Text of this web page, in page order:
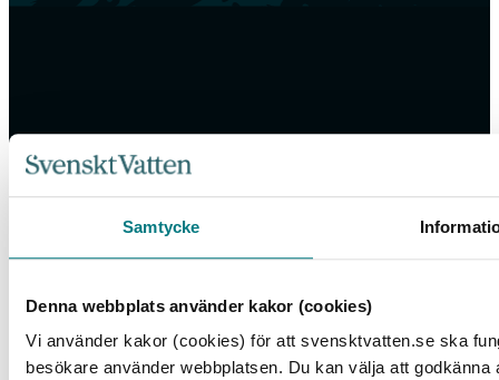
Samtycke
Denna webbplats använder kakor (cookies)
Vi använder kakor (cookies) för att svensktvatten.se ska
besökare använder webbplatsen. Du kan välja att